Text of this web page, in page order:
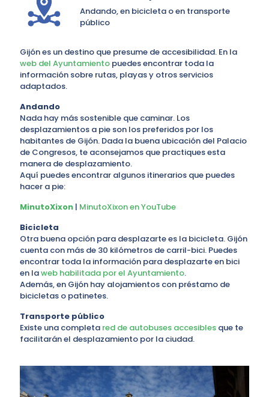
Andando, en bicicleta o en transporte
público
Gijón es un destino que presume de accesibilidad. En la
web del Ayuntamiento puedes encontrar toda la
información sobre rutas, playas y otros servicios
adaptados.
Andando
Nada hay más sostenible que caminar. Los
desplazamientos a pie son los preferidos por los
habitantes de Gijón. Dada la buena ubicación del Palacio
de Congresos, te aconsejamos que practiques esta
manera de desplazamiento.
Aquí puedes encontrar algunos itinerarios que puedes
hacer a pie:
MinutoXixon | MinutoXixon en YouTube
Bicicleta
Otra buena opción para desplazarte es la bicicleta. Gijón
cuenta con más de 30 kilómetros de carril-bici. Puedes
encontrar toda la información para desplazarte en bici
en laweb habilitada por el Ayuntamiento.
Además, en Gijón hay alojamientos con préstamo de
bicicletas o patinetes.
Transporte público
Existe una completa red de autobuses accesibles que te
facilitarán el desplazamiento por la ciudad.